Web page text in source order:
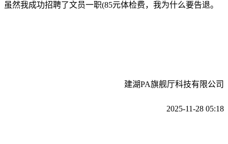
虽然我成功招聘了文员一职(85元体检费，我为什么要告退。
建湖PA旗舰厅科技有限公司
2025-11-28 05:18